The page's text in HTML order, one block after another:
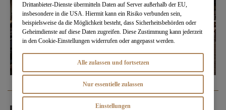
Drittanbieter-Dienste übermitteln Daten auf Server außerhalb der EU,
insbesondere in die USA. Hiermit kann ein Risiko verbunden sein,
beispielsweise da die Möglichkeit besteht, dass Sicherheitsbehörden oder
Geheimdienste auf diese Daten zugreifen. Diese Zustimmung kann jederzeit
in den Cookie-Einstellungen widerrufen oder angepasst werden.
Alle zulassen und fortsetzen
Nur essentielle zulassen
Einstellungen